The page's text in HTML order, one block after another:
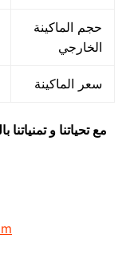
حجم الماكينة
الخارجي
سعر الماكينة
مع تحياتنا و